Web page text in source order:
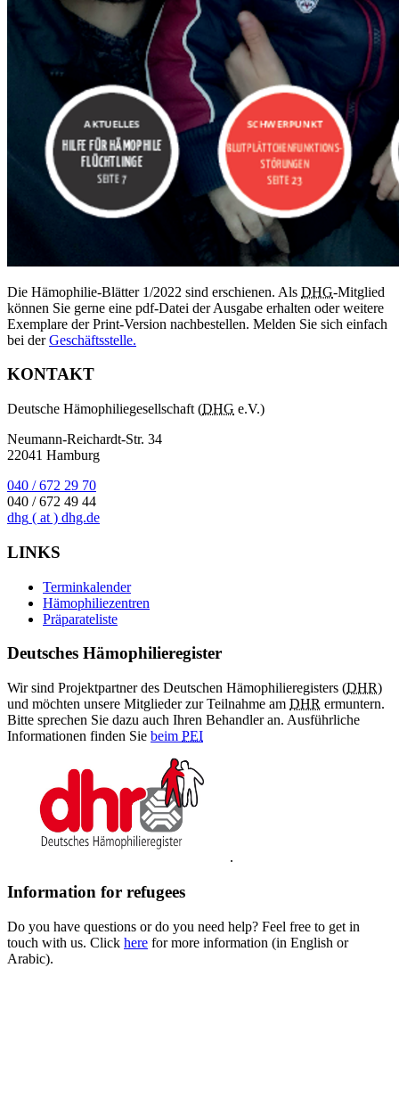
Die Hämophilie-Blätter 1/2022 sind erschienen. Als DHG-Mitglied
können Sie gerne eine pdf-Datei der Ausgabe erhalten oder weitere
Exemplare der Print-Version nachbestellen. Melden Sie sich einfach
bei derGeschäftsstelle.
KONTAKT
Deutsche Hämophiliegesellschaft (DHG e.V.)
Neumann-Reichardt-Str. 34
22041 Hamburg
040 / 672 29 70
040 / 672 49 44
dhg ( at ) dhg.de
LINKS
Terminkalender
Hämophiliezentren
Präparateliste
Deutsches Hämophilieregister
Wir sind Projektpartner des Deutschen Hämophilieregisters (DHR)
und möchten unsere Mitglieder zur Teilnahme am DHR ermuntern.
Bitte sprechen Sie dazu auch Ihren Behandler an. Ausführliche
Informationen finden Sie beim PEI
.
Information for refugees
Do you have questions or do you need help? Feel free to get in
touch with us. Click here for more information (in English or
Arabic).